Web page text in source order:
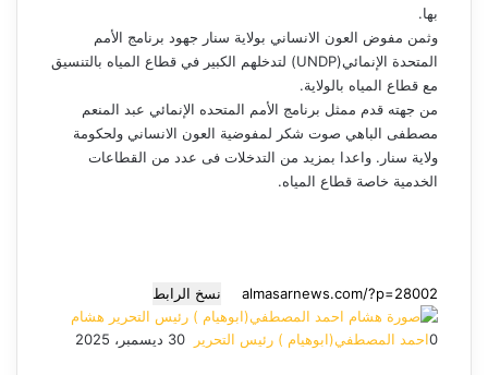
بها.
وثمن مفوض العون الانساني بولاية سنار جهود برنامج الأمم
المتحدة الإنمائي(UNDP) لتدخلهم الكبير في قطاع المياه بالتنسيق
مع قطاع المياه بالولاية.
من جهته قدم ممثل برنامج الأمم المتحده الإنمائي عبد المنعم
مصطفى الباهي صوت شكر لمفوضية العون الانساني ولحكومة
ولاية سنار. واعدا بمزيد من التدخلات فى عدد من القطاعات
الخدمية خاصة قطاع المياه.
نسخ الرابط
هشام
احمد المصطفي(ابوهيام ) رئيس التحرير
أ30 ديسمبر، 2025
0